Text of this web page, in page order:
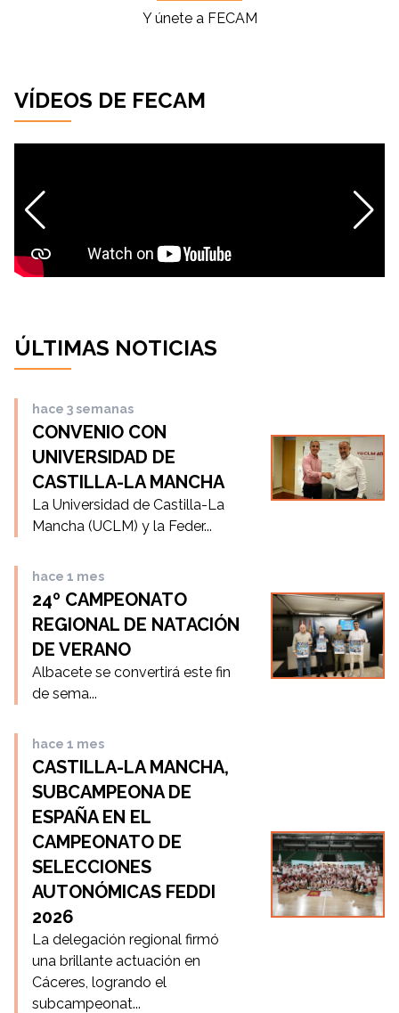
Y únete a FECAM
VÍDEOS DE FECAM
ÚLTIMAS NOTICIAS
hace 3 semanas
CONVENIO CON
UNIVERSIDAD DE
CASTILLA-LA MANCHA
La Universidad de Castilla-La
Mancha (UCLM) y la Feder...
hace 1 mes
24º CAMPEONATO
REGIONAL DE NATACIÓN
DE VERANO
Albacete se convertirá este fin
de sema...
hace 1 mes
CASTILLA-LA MANCHA,
SUBCAMPEONA DE
ESPAÑA EN EL
CAMPEONATO DE
SELECCIONES
AUTONÓMICAS FEDDI
2026
La delegación regional firmó
una brillante actuación en
Cáceres, logrando el
subcampeonat...